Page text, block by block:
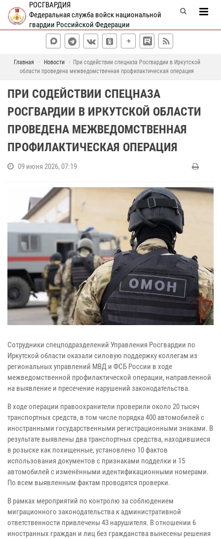
РОСГВАРДИЯ
Федеральная служба войск национальной
гвардии Российской Федерации
Главная Новости
При содействии спецназа Росгвардии в Иркутской
области проведена межведомственная профилактическая операция
ПРИ СОДЕЙСТВИИ СПЕЦНАЗА
РОСГВАРДИИ В ИРКУТСКОЙ ОБЛАСТИ
ПРОВЕДЕНА МЕЖВЕДОМСТВЕННАЯ
ПРОФИЛАКТИЧЕСКАЯ ОПЕРАЦИЯ
09 июня 2026, 07:19
Сотрудники спецподразделений Управления Росгвардии по
Иркутской области оказали силовую поддержку коллегам из
региональных управлений МВД и ФСБ России в ходе
межведомственной профилактической операции, направленной
на выявление и пресечение нарушений законодательства.
В ходе операции правоохранители проверили около 20 тысяч
транспортных средств, в том числе порядка 400 автомобилей с
иностранными государственными регистрационными знаками. В
результате выявлены два транспортных средства, находившиеся
в розыске как похищенные, установлено 10 фактов
использования документов с признаками подделки и 15
автомобилей с изменёнными идентификационными номерами.
По всем выявленным фактам проводятся проверки.
В рамках мероприятий по контролю за соблюдением
миграционного законодательства к административной
ответственности привлечены 43 нарушителя. В отношении 6
иностранных граждан и лиц без гражданства вынесены решения